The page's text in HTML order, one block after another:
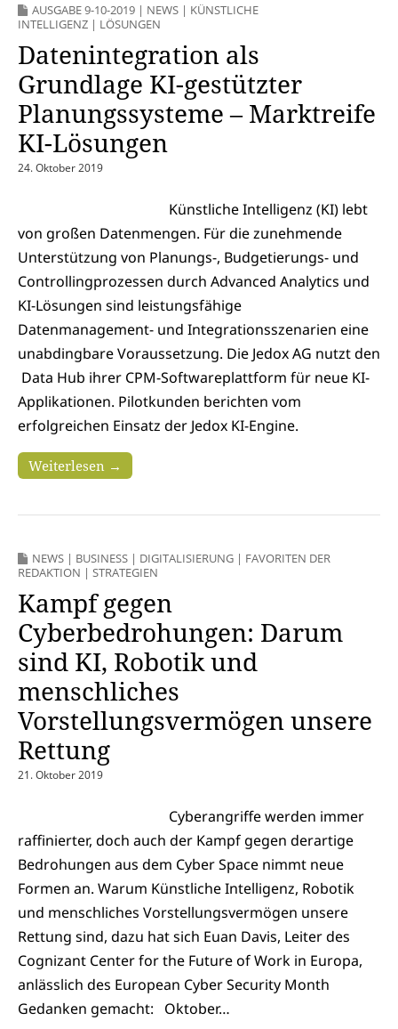
AUSGABE 9-10-2019 | NEWS | KÜNSTLICHE
INTELLIGENZ | LÖSUNGEN
Datenintegration als
Grundlage KI-gestützter
Planungssysteme – Marktreife
KI-Lösungen
24. Oktober 2019
Künstliche Intelligenz (KI) lebt
von großen Datenmengen. Für die zunehmende
Unterstützung von Planungs-, Budgetierungs- und
Controllingprozessen durch Advanced Analytics und
KI-Lösungen sind leistungsfähige
Datenmanagement- und Integrationsszenarien eine
unabdingbare Voraussetzung. Die Jedox AG nutzt den
Data Hub ihrer CPM-Softwareplattform für neue KI-
Applikationen. Pilotkunden berichten vom
erfolgreichen Einsatz der Jedox KI-Engine.
Weiterlesen →
NEWS | BUSINESS | DIGITALISIERUNG | FAVORITEN DER
REDAKTION | STRATEGIEN
Kampf gegen
Cyberbedrohungen: Darum
sind KI, Robotik und
menschliches
Vorstellungsvermögen unsere
Rettung
21. Oktober 2019
Cyberangriffe werden immer
raffinierter, doch auch der Kampf gegen derartige
Bedrohungen aus dem Cyber Space nimmt neue
Formen an. Warum Künstliche Intelligenz, Robotik
und menschliches Vorstellungsvermögen unsere
Rettung sind, dazu hat sich Euan Davis, Leiter des
Cognizant Center for the Future of Work in Europa,
anlässlich des European Cyber Security Month
Gedanken gemacht: Oktober…